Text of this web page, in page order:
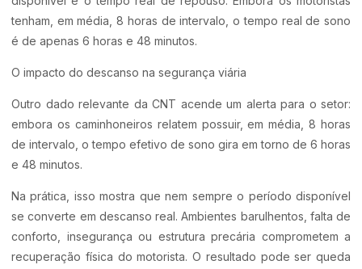
tenham, em média, 8 horas de intervalo, o tempo real de sono
é de apenas 6 horas e 48 minutos.
O impacto do descanso na segurança viária
Outro dado relevante da CNT acende um alerta para o setor:
embora os caminhoneiros relatem possuir, em média, 8 horas
de intervalo, o tempo efetivo de sono gira em torno de 6 horas
e 48 minutos.
Na prática, isso mostra que nem sempre o período disponível
se converte em descanso real. Ambientes barulhentos, falta de
conforto, insegurança ou estrutura precária comprometem a
recuperação física do motorista. O resultado pode ser queda